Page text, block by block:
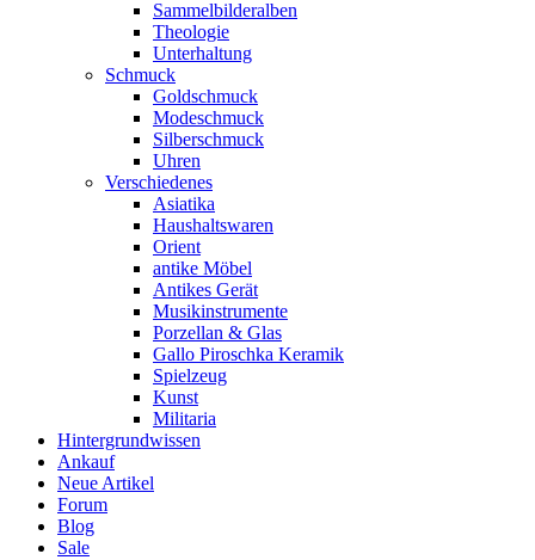
Sammelbilder­alben
Theologie
Unterhaltung
Schmuck
Goldschmuck
Modeschmuck
Silberschmuck
Uhren
Verschiedenes
Asiatika
Haushalts­waren
Orient
antike Möbel
Antikes Gerät
Musik­instrumente
Porzellan & Glas
Gallo Piroschka Keramik
Spielzeug
Kunst
Militaria
Hintergrundwissen
Ankauf
Neue Artikel
Forum
Blog
Sale